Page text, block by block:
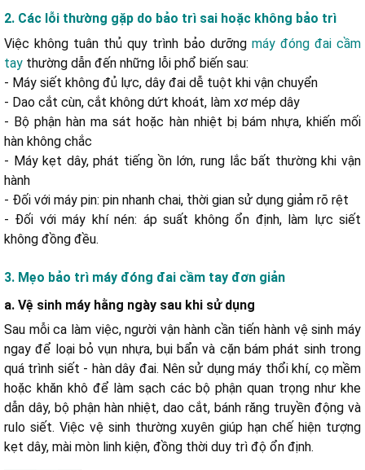
2. Các lỗi thường gặp do bảo trì sai hoặc không bảo trì
Việc không tuân thủ quy trình bảo dưỡng máy đóng đai cầm
tay thường dẫn đến những lỗi phổ biến sau:
- Máy siết không đủ lực, dây đai dễ tuột khi vận chuyển
- Dao cắt cùn, cắt không dứt khoát, làm xơ mép dây
- Bộ phận hàn ma sát hoặc hàn nhiệt bị bám nhựa, khiến mối
hàn không chắc
- Máy kẹt dây, phát tiếng ồn lớn, rung lắc bất thường khi vận
hành
- Đối với máy pin: pin nhanh chai, thời gian sử dụng giảm rõ rệt
- Đối với máy khí nén: áp suất không ổn định, làm lực siết
không đồng đều.
3. Mẹo bảo trì máy đóng đai cầm tay đơn giản
a. Vệ sinh máy hằng ngày sau khi sử dụng
Sau mỗi ca làm việc, người vận hành cần tiến hành vệ sinh máy
ngay để loại bỏ vụn nhựa, bụi bẩn và cặn bám phát sinh trong
quá trình siết - hàn dây đai. Nên sử dụng máy thổi khí, cọ mềm
hoặc khăn khô để làm sạch các bộ phận quan trọng như khe
dẫn dây, bộ phận hàn nhiệt, dao cắt, bánh răng truyền động và
rulo siết. Việc vệ sinh thường xuyên giúp hạn chế hiện tượng
kẹt dây, mài mòn linh kiện, đồng thời duy trì độ ổn định.